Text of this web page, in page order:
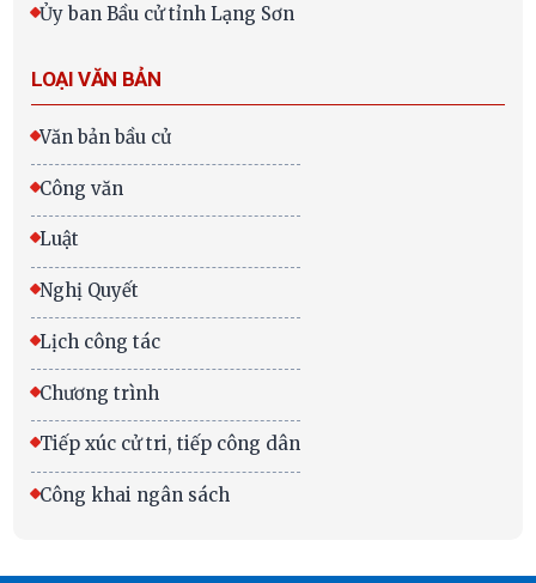
Ủy ban Bầu cử tỉnh Lạng Sơn
LOẠI VĂN BẢN
Văn bản bầu cử
Công văn
Luật
Nghị Quyết
Lịch công tác
Chương trình
Tiếp xúc cử tri, tiếp công dân
Công khai ngân sách